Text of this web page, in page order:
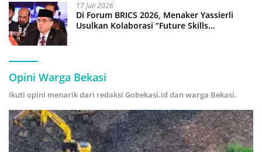
17 Juli 2026
Di Forum BRICS 2026, Menaker Yassierli
Usulkan Kolaborasi “Future Skills
Opini Warga Bekasi
Ikuti opini menarik dari redaksi Gobekasi.id dan warga Bekasi.